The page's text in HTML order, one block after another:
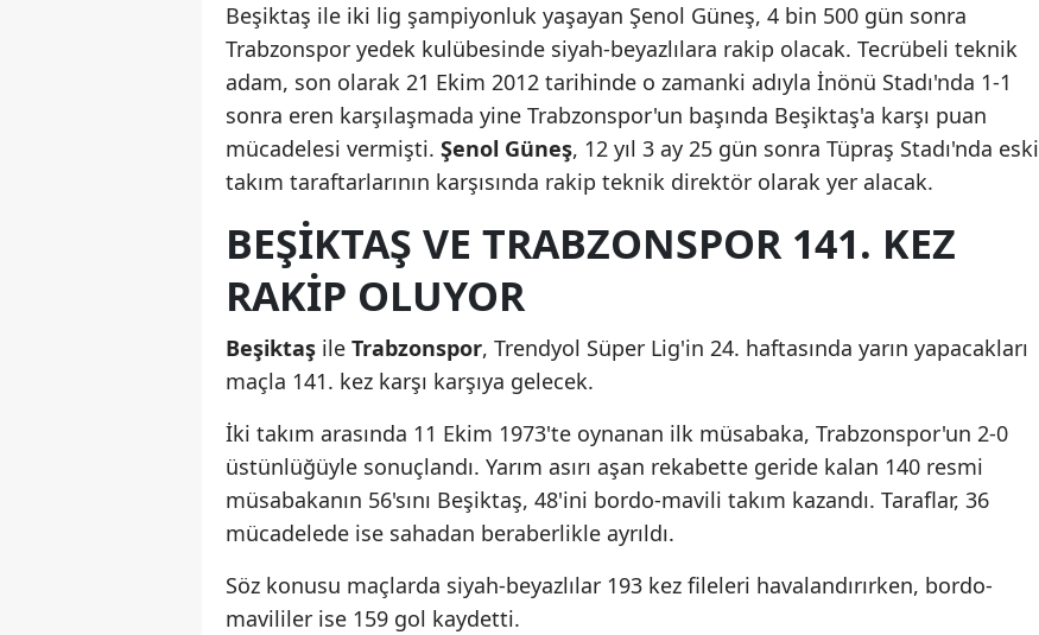
Gaziantep
Gümüşhane
Hakkari
Isparta
İstanbul
Kars
Kastamonu
Kırklareli
Beşiktaş ile iki lig şampiyonluk yaşayan Şenol Güneş, 4 bin 500 gün sonra
Trabzonspor yedek kulübesinde siyah-beyazlılara rakip olacak. Tecrübeli teknik
adam, son olarak 21 Ekim 2012 tarihinde o zamanki adıyla İnönü Stadı'nda 1-1
sonra eren karşılaşmada yine Trabzonspor'un başında Beşiktaş'a karşı puan
mücadelesi vermişti. Şenol Güneş, 12 yıl 3 ay 25 gün sonra Tüpraş Stadı'nda eski
takım taraftarlarının karşısında rakip teknik direktör olarak yer alacak.
BEŞİKTAŞ VE TRABZONSPOR 141. KEZ
RAKİP OLUYOR
Beşiktaş ile Trabzonspor, Trendyol Süper Lig'in 24. haftasında yarın yapacakları
maçla 141. kez karşı karşıya gelecek.
İki takım arasında 11 Ekim 1973'te oynanan ilk müsabaka, Trabzonspor'un 2-0
üstünlüğüyle sonuçlandı. Yarım asırı aşan rekabette geride kalan 140 resmi
müsabakanın 56'sını Beşiktaş, 48'ini bordo-mavili takım kazandı. Taraflar, 36
mücadelede ise sahadan beraberlikle ayrıldı.
Söz konusu maçlarda siyah-beyazlılar 193 kez fileleri havalandırırken, bordo-
mavililer ise 159 gol kaydetti.